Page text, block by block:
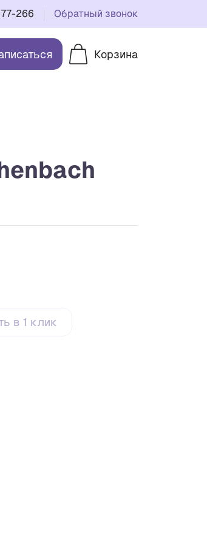
266 Обратный звонок
Корзина
в 1 клик